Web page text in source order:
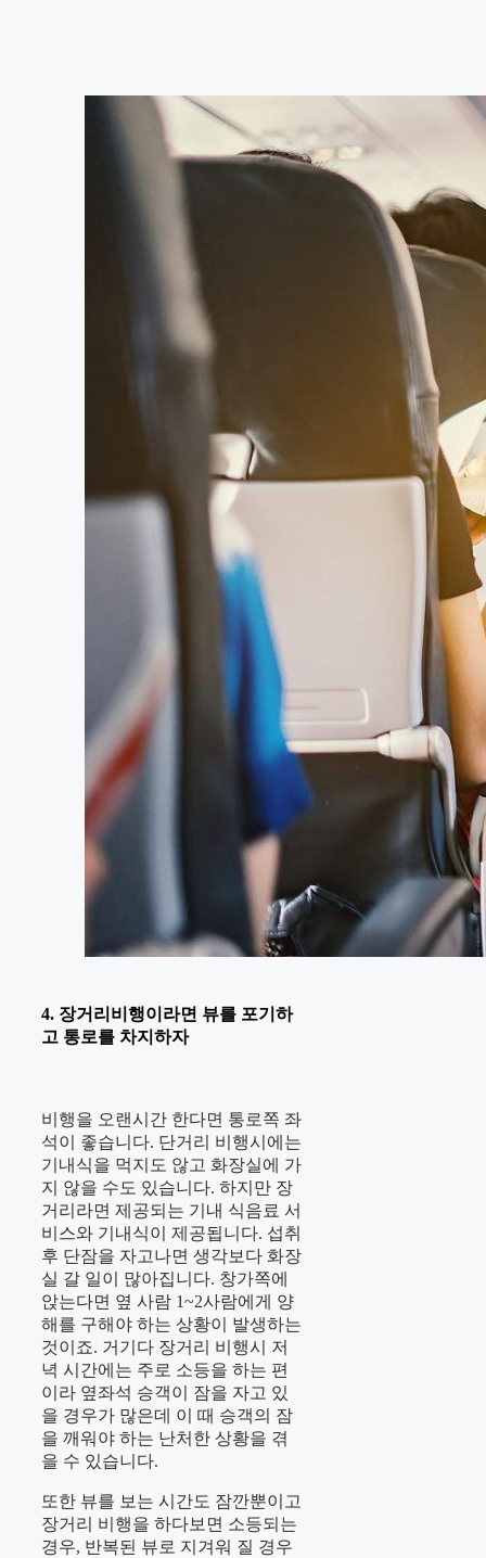
4. 장거리비행이라면 뷰를 포기하
고 통로를 차지하자
비행을 오랜시간 한다면 통로쪽 좌
석이 좋습니다. 단거리 비행시에는
기내식을 먹지도 않고 화장실에 가
지 않을 수도 있습니다. 하지만 장
거리라면 제공되는 기내 식음료 서
비스와 기내식이 제공됩니다. 섭취
후 단잠을 자고나면 생각보다 화장
실 갈 일이 많아집니다. 창가쪽에
앉는다면 옆 사람 1~2사람에게 양
해를 구해야 하는 상황이 발생하는
것이죠. 거기다 장거리 비행시 저
녁 시간에는 주로 소등을 하는 편
이라 옆좌석 승객이 잠을 자고 있
을 경우가 많은데 이 때 승객의 잠
을 깨워야 하는 난처한 상황을 겪
을 수 있습니다.
또한 뷰를 보는 시간도 잠깐뿐이고
장거리 비행을 하다보면 소등되는
경우, 반복된 뷰로 지겨워 질 경우